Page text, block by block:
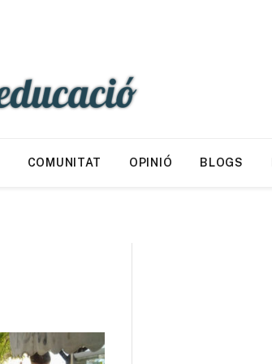
COMUNITAT OPINIÓ BLOGS